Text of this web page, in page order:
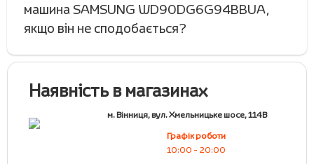
машина SAMSUNG WD90DG6G94BBUA,
якщо він не сподобається?
Наявність в магазинах
м. Вінниця, вул. Хмельницьке шосе, 114В
Графік роботи
10:00 - 20:00